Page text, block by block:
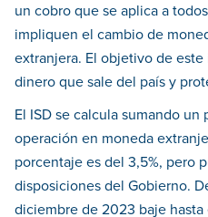
un cobro que se aplica a
impliquen el cambio de
extranjera. El objetivo de este
dinero que sale del país y
El ISD se calcula sumando
operación en moneda
porcentaje es del 3,5%, pero
disposiciones del Gobierno.
diciembre de 2023 baje hasta